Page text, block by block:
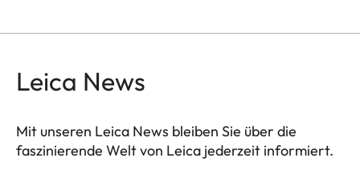
Leica News
Mit unseren Leica News bleiben Sie über die
faszinierende Welt von Leica jederzeit informiert.